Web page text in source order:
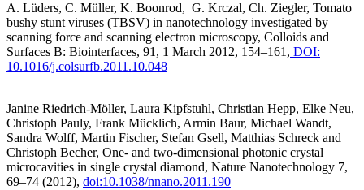
A. Lüders, C. Müller, K. Boonrod, G. Krczal, Ch. Ziegler, Tomato
bushy stunt viruses (TBSV) in nanotechnology investigated by
scanning force and scanning electron microscopy, Colloids and
Surfaces B: Biointerfaces, 91, 1 March 2012, 154–161, DOI:
10.1016/j.colsurfb.2011.10.048
Janine Riedrich-Möller, Laura Kipfstuhl, Christian Hepp, Elke Neu,
Christoph Pauly, Frank Mücklich, Armin Baur, Michael Wandt,
Sandra Wolff, Martin Fischer, Stefan Gsell, Matthias Schreck and
Christoph Becher, One- and two-dimensional photonic crystal
microcavities in single crystal diamond, Nature Nanotechnology 7,
69–74 (2012), doi:10.1038/nnano.2011.190